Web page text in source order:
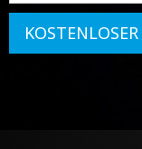
KOSTENLOSER